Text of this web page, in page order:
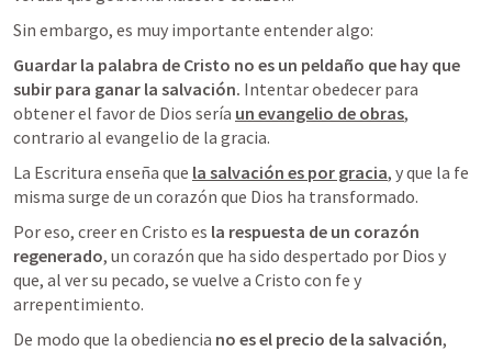
Sin embargo, es muy importante entender algo:
Guardar la palabra de Cristo no es un peldaño que hay que
subir para ganar la salvación. Intentar obedecer para
obtener el favor de Dios sería un evangelio de obras,
contrario al evangelio de la gracia.
La Escritura enseña que la salvación es por gracia, y que la fe
misma surge de un corazón que Dios ha transformado.
Por eso, creer en Cristo es la respuesta de un corazón
regenerado, un corazón que ha sido despertado por Dios y
que, al ver su pecado, se vuelve a Cristo con fe y
arrepentimiento.
De modo que la obediencia no es el precio de la salvación